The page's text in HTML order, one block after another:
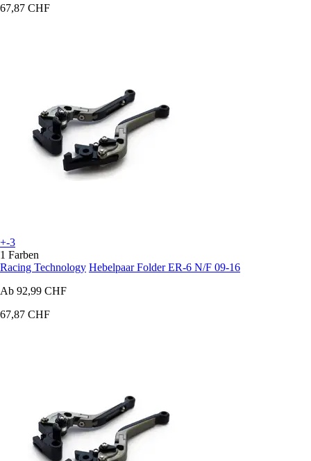
67,87 CHF
+-3
1 Farben
Racing Technology Hebelpaar Folder ER-6 N/F 09-16
Ab 92,99 CHF
67,87 CHF